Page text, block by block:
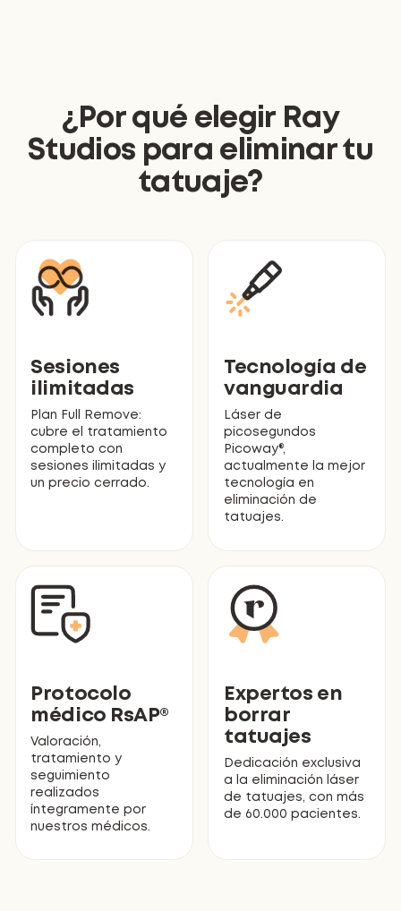
¿Por qué elegir Ray
Studios para eliminar tu
tatuaje?
Sesiones
ilimitadas
Plan Full Remove:
cubre el tratamiento
completo con
sesiones ilimitadas y
un precio cerrado.
Tecnología de
vanguardia
Láser de
picosegundos
Picoway®,
actualmente la mejor
tecnología en
eliminación de
tatuajes.
Protocolo
médico RsAP®
Valoración,
tratamiento y
seguimiento
realizados
íntegramente por
nuestros médicos.
Expertos en
borrar
tatuajes
Dedicación exclusiva
a la eliminación láser
de tatuajes, con más
de 60.000 pacientes.